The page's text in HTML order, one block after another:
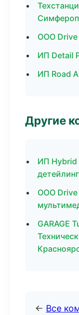
ООО Drive
ИП Detail
ИП Road
Другие
ИП Hybrid
ООО Drive
GARAGE
← Все